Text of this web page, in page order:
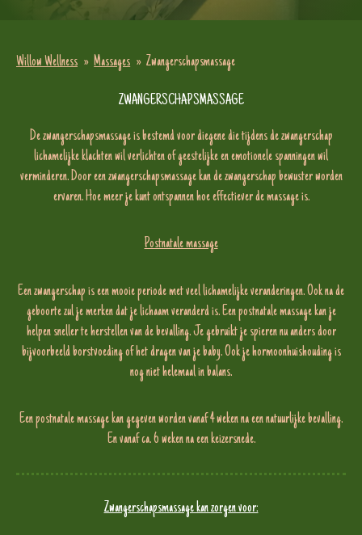
Willow Wellness » Massages » Zwangerschapsmassage
ZWANGERSCHAPSMASSAGE
De zwangerschapsmassage is bestemd voor diegene die tijdens de zwangerschap
lichamelijke klachten wil verlichten of geestelijke en emotionele spanningen wil
verminderen. Door een zwangerschapsmassage kan de zwangerschap bewuster worden
ervaren. Hoe meer je kunt ontspannen hoe effectiever de massage is.
Postnatale massage
Een zwangerschap is een mooie periode met veel lichamelijke veranderingen. Ook na de
geboorte zul je merken dat je lichaam veranderd is. Een postnatale massage kan je
helpen sneller te herstellen van de bevalling. Je gebruikt je spieren nu anders door
bijvoorbeeld borstvoeding of het dragen van je baby. Ook je hormoonhuishouding is
nog niet helemaal in balans.
Een postnatale massage kan gegeven worden vanaf 4 weken na een natuurlijke bevalling.
En vanaf ca. 6 weken na een keizersnede.
Zwangerschapsmassage kan zorgen voor: